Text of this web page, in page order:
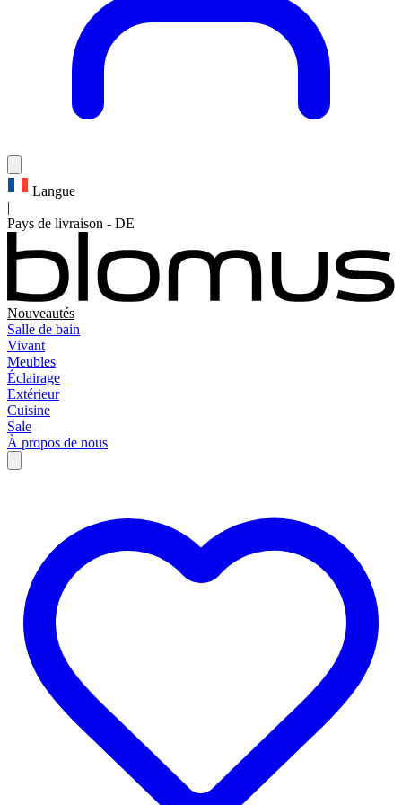
Langue
|
Pays de livraison - DE
Nouveautés
Salle de bain
Vivant
Meubles
Éclairage
Extérieur
Cuisine
Sale
À propos de nous